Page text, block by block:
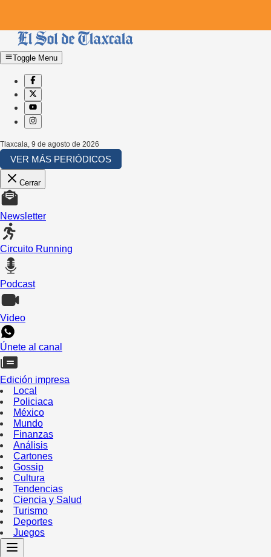
Toggle Menu
Tlaxcala 9 de agosto de 2026
VER MÁS PERIÓDICOS
Cerrar
Newsletter
Circuito Running
Podcast
Video
Únete al canal
Edición impresa
Local
Policiaca
México
Mundo
Finanzas
Análisis
Cartones
Gossip
Cultura
Tendencias
Ciencia y Salud
Turismo
Deportes
Juegos